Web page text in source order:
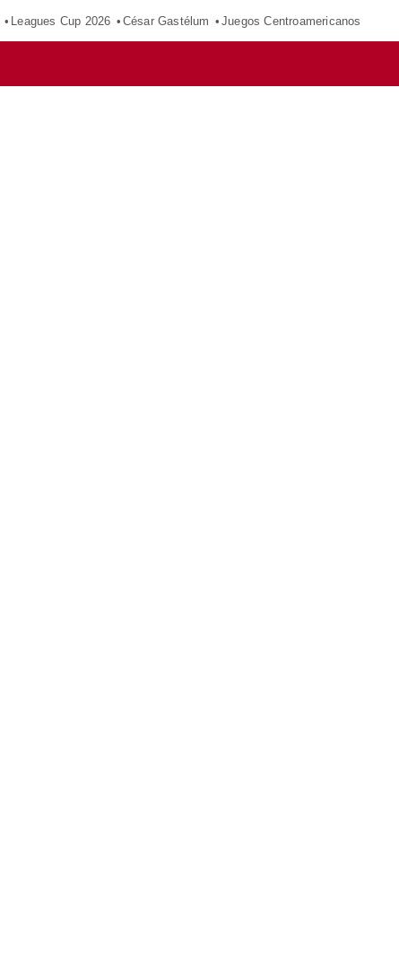
Leagues Cup 2026 César Gastélum Juegos Centroamericanos